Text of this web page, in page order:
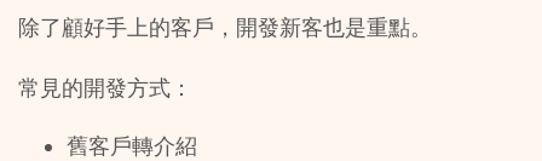
除了顧好手上的客戶，開發新客也是重點。
常見的開發方式：
舊客戶轉介紹